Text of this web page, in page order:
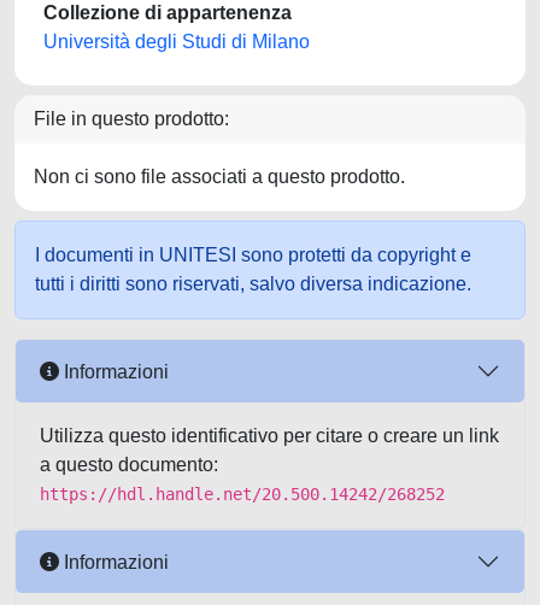
Collezione di appartenenza
Università degli Studi di Milano
File in questo prodotto:
Non ci sono file associati a questo prodotto.
I documenti in UNITESI sono protetti da copyright e
tutti i diritti sono riservati, salvo diversa indicazione.
Informazioni
Utilizza questo identificativo per citare o creare un link
a questo documento:
https://hdl.handle.net/20.500.14242/268252
Informazioni